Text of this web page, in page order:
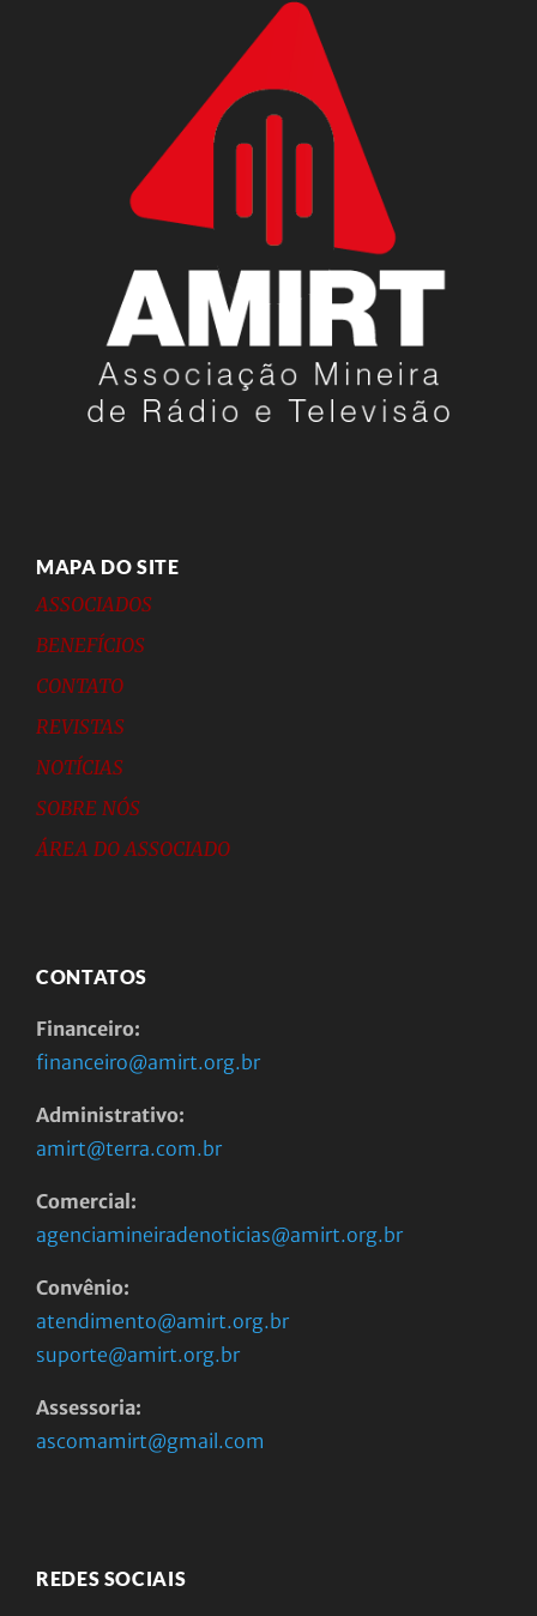
MAPA DO SITE
ASSOCIADOS
BENEFÍCIOS
CONTATO
REVISTAS
NOTÍCIAS
SOBRE NÓS
ÁREA DO ASSOCIADO
CONTATOS
Financeiro:
financeiro@amirt.org.br
Administrativo:
amirt@terra.com.br
Comercial:
agenciamineiradenoticias@amirt.org.br
Convênio:
atendimento@amirt.org.br
suporte@amirt.org.br
Assessoria:
ascomamirt@gmail.com
REDES SOCIAIS